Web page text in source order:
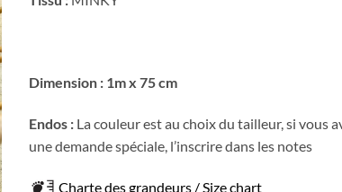
Dimension : 1m x 75 cm
Endos :La couleur est au choix du tailleur, si vous
une demande spéciale, l’inscrire dans les notes
Charte des grandeurs / Size chart